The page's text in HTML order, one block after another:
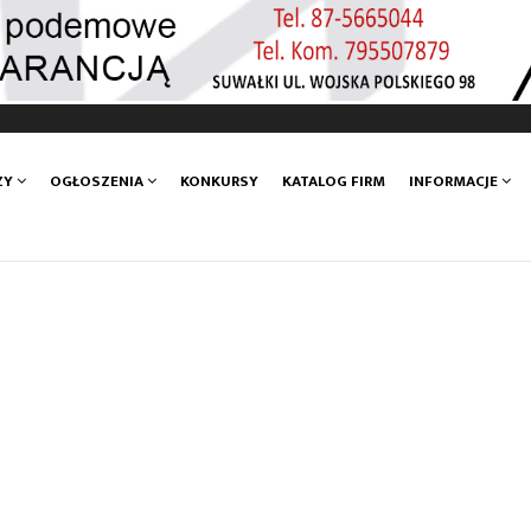
OGŁOSZENIA KONKURSY KATALOG FIRM INFORMACJE